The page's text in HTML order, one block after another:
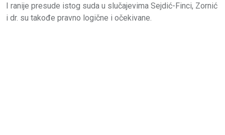
I ranije presude istog suda u slučajevima Sejdić-Finci, Zornić
i dr. su takođe pravno logične i očekivane.